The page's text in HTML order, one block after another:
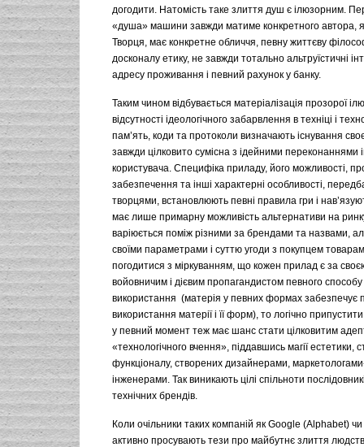
догодити. Натомість таке злиття душ є ілюзорним.
«душа» машини завжди матиме конкретного автора,
Творця, має конкретне обличчя, певну життєву
досконалу етику, не завжди тотально альтруїстичні
адресу проживання і певний рахунок у банку.
Таким чином відбувається матеріалізація прозорої
відсутності ідеологічного забарвлення в техніці і
пам’ять, коди та протоколи визначають існування
завжди цілковито сумісна з ідейними переконаннями
користувача. Специфіка приладу, його можливості,
забезпечення та інші характерні особливості,
творцями, встановлюють певні правила гри і
має лише примарну можливість альтернативи на
варіюється поміж різними за брендами та назвами,
своїми параметрами і суттю угоди з покупцем
погодитися з міркуванням, що кожен прилад є за
войовничим і дієвим пропагандистом певного способу
використання (матерія у певних формах забезпечує
використання матерії і її форм), то логічно
у певний момент теж має шанс стати цілковитим
«технологічного вчення», піддавшись магії естетики,
функціоналу, створених дизайнерами,
інженерами. Так виникають цілі спільноти
технічних брендів.
Коли очільники таких компаній як Google (Alphabet)
активно просувають тези про майбутнє злиття